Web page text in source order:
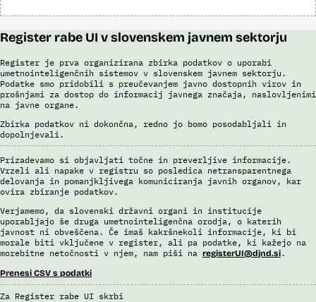
Register rabe UI v slovenskem javnem sektorju
Register je prva organizirana zbirka podatkov o uporabi
umetnointeligenčnih sistemov v slovenskem javnem sektorju.
Podatke smo pridobili s preučevanjem javno dostopnih virov in
prošnjami za dostop do informacij javnega značaja, naslovljenimi
na javne organe.
Zbirka podatkov ni dokončna, redno jo bomo posodabljali in
dopolnjevali.
Prizadevamo si objavljati točne in preverljive informacije.
Vrzeli ali napake v registru so posledica netransparentnega
delovanja in pomanjkljivega komuniciranja javnih organov, kar
ovira zbiranje podatkov.
Verjamemo, da slovenski državni organi in institucije
uporabljajo še druga umetnointeligenčna orodja, o katerih
javnost ni obveščena. Če imaš kakršnekoli informacije, ki bi
morale biti vključene v register, ali pa podatke, ki kažejo na
morebitne netočnosti v njem, nam piši na registerUI@djnd.si.
Prenesi CSV s podatki
Za Register rabe UI skrbi